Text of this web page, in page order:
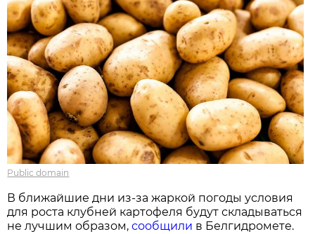
Public domain
В ближайшие дни из-за жаркой погоды условия
для роста клубней картофеля будут складываться
не лучшим образом,сообщили в Белгидромете.